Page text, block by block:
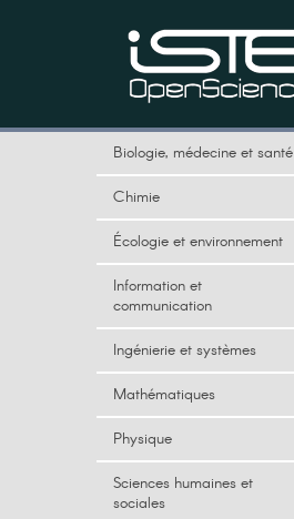
Biologie, médecine et santé
Chimie
Écologie et environnement
Information et
communication
Ingénierie et systèmes
Mathématiques
Physique
Sciences humaines et
sociales